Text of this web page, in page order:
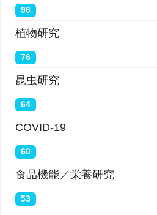
96
植物研究
76
昆虫研究
64
COVID-19
60
食品機能／栄養研究
53